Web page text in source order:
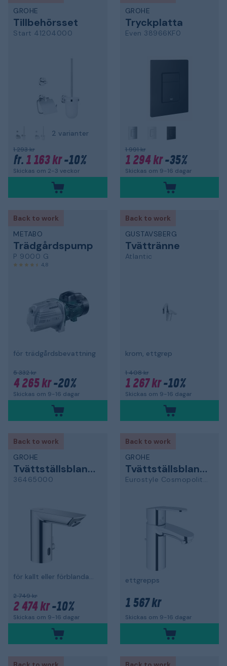
GROHE
Tillbehörsset
Start 41204000
2 varianter
1 293 kr
fr. 1 163 kr-10%
Skickas om 2-3 veckor
GROHE
Tryckplatta
Even 38966KF0
1 991 kr
1 294 kr-35%
Skickas om 9-16 dagar
Back to work
METABO
Trädgårdspump
P 9000 G
4,8
för trädgårdsbevattning
5 332 kr
4 265 kr-20%
Skickas om 9-16 dagar
Back to work
GUSTAVSBERG
Tvättränne
Atlantic
krom, ettgrep
1 408 kr
1 267 kr-10%
Skickas om 9-16 dagar
Back to work
GROHE
Tvättställsblandare
36465000
för kallt eller förblandat vatten
2 749 kr
2 474 kr-10%
Skickas om 9-16 dagar
Back to work
GROHE
Tvättställsblandare
Eurostyle Cosmopolitan
ettgrepps
1 567 kr
Skickas om 9-16 dagar